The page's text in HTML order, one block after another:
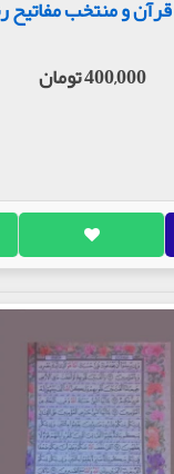
و منتخب مفاتیح
400,000 تومان